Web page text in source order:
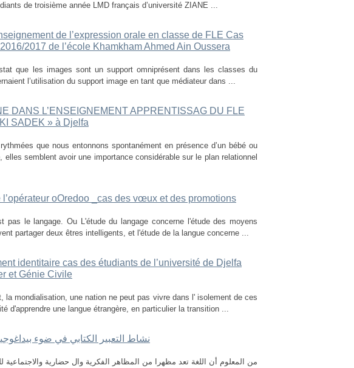
de troisième année LMD français d’université ZIANE ...
de l’expression orale en classe de FLE Cas
2017 de l’école Khamkham Ahmed Ain Oussera
que les images sont un support omniprésent dans les classes du
l’utilisation du support image en tant que médiateur dans ...
DANS L’ENSEIGNEMENT APPRENTISSAG DU FLE
SADEK » à Djelfa
que nous entonnons spontanément en présence d’un bébé ou
semblent avoir une importance considérable sur le plan relationnel
l’opérateur oOredoo _cas des vœux et des promotions
pas le langage. Ou L'étude du langage concerne l'étude des moyens
partager deux êtres intelligents, et l'étude de la langue concerne ...
identitaire cas des étudiants de l’université de Djelfa
et Génie Civile
la mondialisation, une nation ne peut pas vivre dans l' isolement de ces
d'apprendre une langue étrangère, en particulier la transition ...
نشاط التعبیر الكتابي في ضوء
من المعلوم أن اللغة تعد مظهرا من المظاهر الفكرية وال حضارية والاجتماعية